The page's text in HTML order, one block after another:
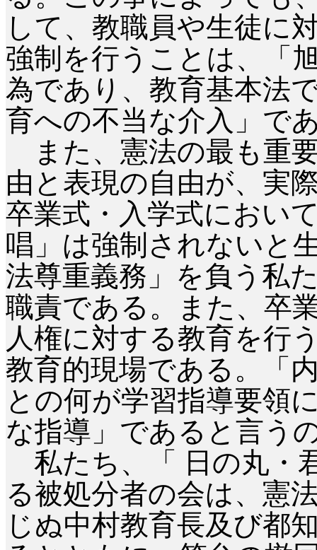
して、教職員や生徒に
強制を行うことは、「
為であり、教育基本法
育への不当な介入」で
また、憲法の最も重
由と表現の自由が、実
卒業式・入学式におい
唱」は強制されないと
法尊重義務」を負う私
職責である。また、卒
人権に対する教育を行
教育的現場である。「
との何が学習指導要領
な指導」であると言う
私たち、「 日の丸・
る被処分者の会は、憲
じぬ中村教育長及び都